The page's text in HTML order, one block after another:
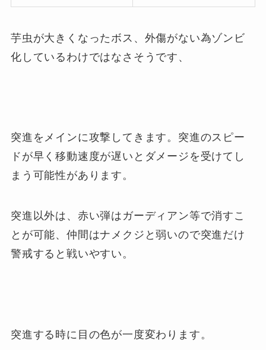
芋虫が大きくなったボス、外傷がない為ゾンビ
化しているわけではなさそうです、
突進をメインに攻撃してきます。突進のスピー
ドが早く移動速度が遅いとダメージを受けてし
まう可能性があります。
突進以外は、赤い弾はガーディアン等で消すこ
とが可能、仲間はナメクジと弱いので突進だけ
警戒すると戦いやすい。
突進する時に目の色が一度変わります。